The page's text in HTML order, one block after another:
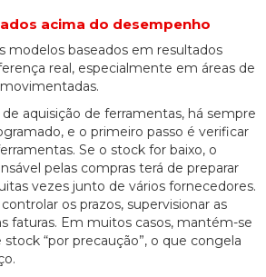
acima do desempenho
modelos baseados em resultados
real, especialmente em áreas de
de aquisição de ferramentas, há sempre
e o primeiro passo é verificar
Se o stock for baixo, o
pelas compras terá de preparar
vezes junto de vários fornecedores.
os prazos, supervisionar as
faturas. Em muitos casos, mantém-se
“por precaução”, o que congela